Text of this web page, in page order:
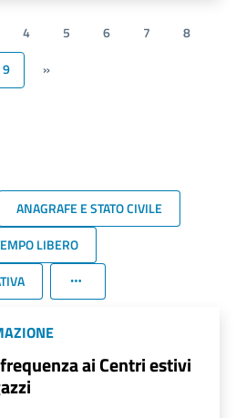
4 5 6 7
8
9
»
ANAGRAFE E STATO CIVILE
LIBERO
ai Centri estivi